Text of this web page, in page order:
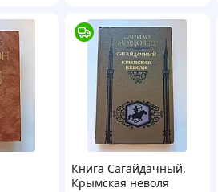
Книга Сагайдачный,
Крымская неволя